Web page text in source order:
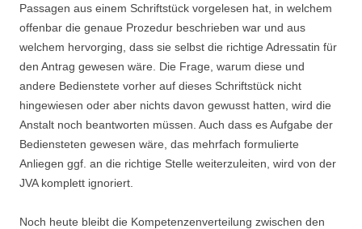
Passagen aus einem Schriftstück vorgelesen hat, in welchem
offenbar die genaue Prozedur beschrieben war und aus
welchem hervorging, dass sie selbst die richtige Adressatin für
den Antrag gewesen wäre. Die Frage, warum diese und
andere Bedienstete vorher auf dieses Schriftstück nicht
hingewiesen oder aber nichts davon gewusst hatten, wird die
Anstalt noch beantworten müssen. Auch dass es Aufgabe der
Bediensteten gewesen wäre, das mehrfach formulierte
Anliegen ggf. an die richtige Stelle weiterzuleiten, wird von der
JVA komplett ignoriert.
Noch heute bleibt die Kompetenzenverteilung zwischen den